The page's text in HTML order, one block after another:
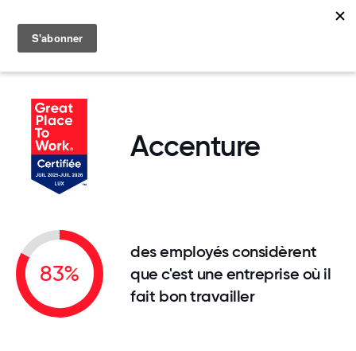
MENU
Accenture
83%
des employés considèrent
que c'est une entreprise où il
fait bon travailler